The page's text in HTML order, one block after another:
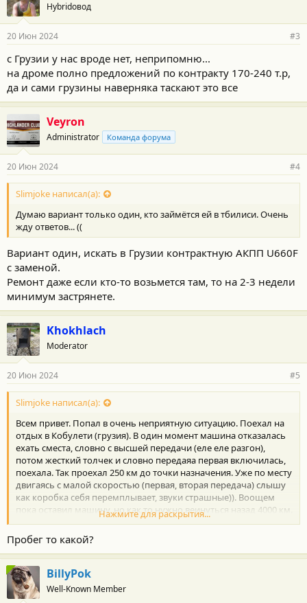
Hybridовод
20 Июн 2024 #3
с Грузии у нас вроде нет, неприпомню...
на дроме полно предложений по контракту 170-240 т.р,
да и сами грузины наверняка таскают это все
Veyron
Administrator Команда форума
20 Июн 2024 #4
Slimjoke написал(а):
Думаю вариант только один, кто займётся ей в тбилиси. Очень
жду ответов... ((
Вариант один, искать в Грузии контрактную АКПП U660F
с заменой.
Ремонт даже если кто-то возьмется там, то на 2-3 недели
минимум застрянете.
Khokhlach
Moderator
20 Июн 2024 #5
Slimjoke написал(а):
Всем привет. Попал в очень неприятную ситуацию. Поехал на
отдых в Кобулети (грузия). В один момент машина отказалась
ехать сместа, словно с высшей передачи (еле еле разгон),
потом жесткий толчек и словно передаяа первая включилась,
поехала. Так проехал 250 км до точки назначения. Уже по месту
двигаясь с малой скоростью (первая, вторая передача) слышу
как коробка себя перемплывает, звуки страшные)). Воощем
пока оставил машину, но как то нужно веинуться назад 4000 км.
Не знаю куда податься, может здесь найду кто что подскажет!
Нажмите для раскрытия...
Пробег то какой?
BillyPok
Well-Known Member